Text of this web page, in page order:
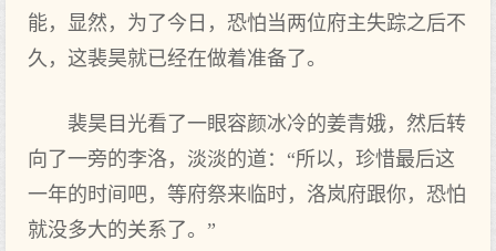
能，显然，为了今日，恐怕当两位府主失踪之后不
久，这裴昊就已经在做着准备了。
裴昊目光看了一眼容颜冰冷的姜青娥，然后转
向了一旁的李洛，淡淡的道：“所以，珍惜最后这
一年的时间吧，等府祭来临时，洛岚府跟你，恐怕
就没多大的关系了。”